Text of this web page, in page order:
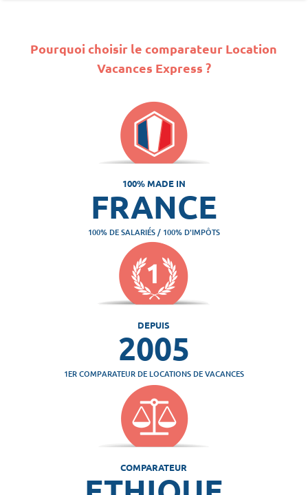
Pourquoi choisir le comparateur Location
Vacances Express ?
100% MADE IN
FRANCE
100% DE SALARIÉS / 100% D'IMPÔTS
DEPUIS
2005
1ER COMPARATEUR DE LOCATIONS DE VACANCES
COMPARATEUR